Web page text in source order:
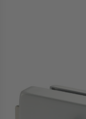
für